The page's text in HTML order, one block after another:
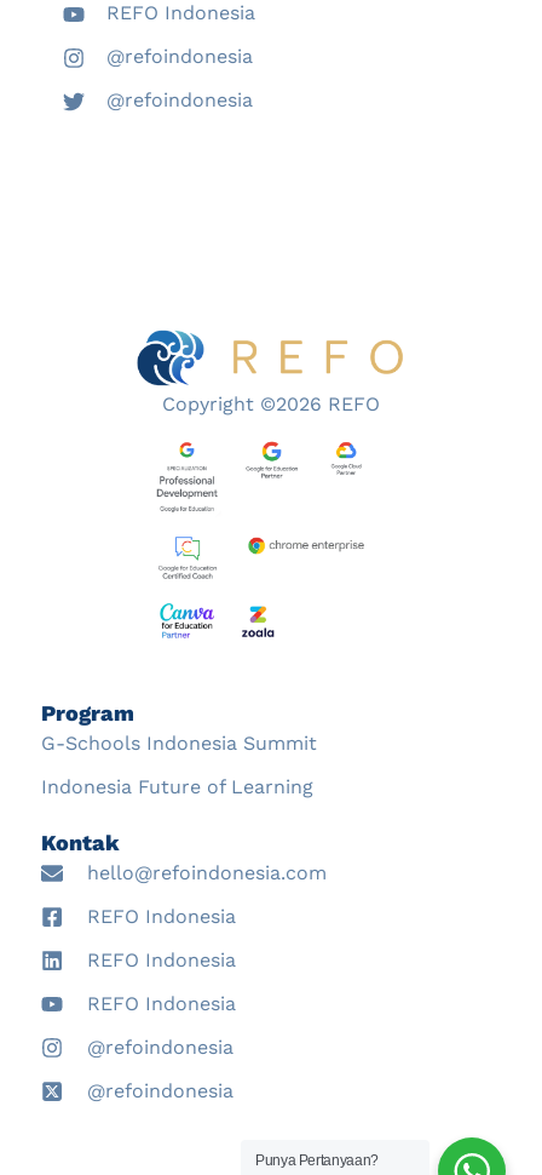
REFO Indonesia
@refoindonesia
@refoindonesia
Copyright ©2026 REFO
Program
G-Schools Indonesia Summit
Indonesia Future of Learning
Kontak
hello@refoindonesia.com
REFO Indonesia
REFO Indonesia
REFO Indonesia
@refoindonesia
@refoindonesia
Punya Pertanyaan?